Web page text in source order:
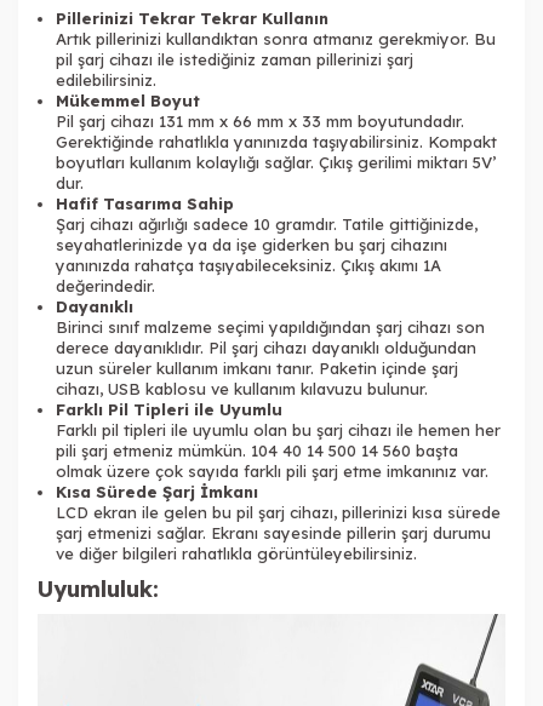
Pillerinizi Tekrar Tekrar Kullanın
Artık pillerinizi kullandıktan sonra atmanız gerekmiyor. Bu
pil şarj cihazı ile istediğiniz zaman pillerinizi şarj
edilebilirsiniz.
Mükemmel Boyut
Pil şarj cihazı 131 mm x 66 mm x 33 mm boyutundadır.
Gerektiğinde rahatlıkla yanınızda taşıyabilirsiniz. Kompakt
boyutları kullanım kolaylığı sağlar. Çıkış gerilimi miktarı 5V’
dur.
Hafif Tasarıma Sahip
Şarj cihazı ağırlığı sadece 10 gramdır. Tatile gittiğinizde,
seyahatlerinizde ya da işe giderken bu şarj cihazını
yanınızda rahatça taşıyabileceksiniz. Çıkış akımı 1A
değerindedir.
Dayanıklı
Birinci sınıf malzeme seçimi yapıldığından şarj cihazı son
derece dayanıklıdır. Pil şarj cihazı dayanıklı olduğundan
uzun süreler kullanım imkanı tanır. Paketin içinde şarj
cihazı, USB kablosu ve kullanım kılavuzu bulunur.
Farklı Pil Tipleri ile Uyumlu
Farklı pil tipleri ile uyumlu olan bu şarj cihazı ile hemen her
pili şarj etmeniz mümkün. 104 40 14 500 14 560 başta
olmak üzere çok sayıda farklı pili şarj etme imkanınız var.
Kısa Sürede Şarj İmkanı
LCD ekran ile gelen bu pil şarj cihazı, pillerinizi kısa sürede
şarj etmenizi sağlar. Ekranı sayesinde pillerin şarj durumu
ve diğer bilgileri rahatlıkla görüntüleyebilirsiniz.
Uyumluluk: